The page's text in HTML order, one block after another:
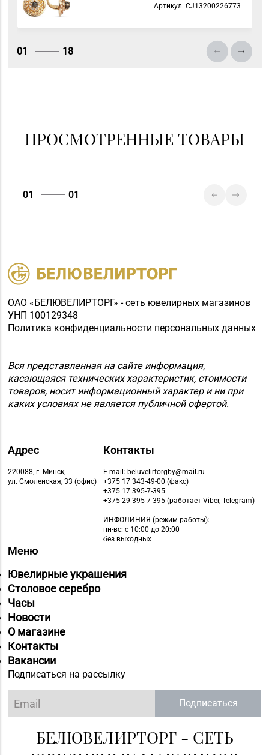
Артикул: СJ13200226773
01 18
ПРОСМОТРЕННЫЕ ТОВАРЫ
01 01
ОАО «БЕЛЮВЕЛИРТОРГ» - сеть ювелирных магазинов
УНП 100129348
Политика конфиденциальности персональных данных
Вся представленная на сайте информация,
касающаяся технических характеристик, стоимости
товаров, носит информационный характер и ни при
каких условиях не является публичной офертой.
Адрес
220088, г. Минск,
ул. Смоленская, 33 (офис)
Контакты
E-mail: beluvelirtorgby@mail.ru
+375 17 343-49-00 (факс)
+375 17 395-7-395
+375 29 395-7-395 (работает Viber, Telegram)
ИНФОЛИНИЯ (режим работы):
пн-вс: с 10:00 до 20:00
без выходных
Меню
Ювелирные украшения
Столовое серебро
Часы
Новости
О магазине
Контакты
Вакансии
Подписаться на рассылку
Подписаться
БЕЛЮВЕЛИРТОРГ - СЕТЬ